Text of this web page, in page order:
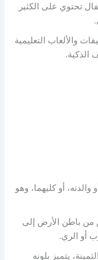
تحتوي على الكثير
والألعاب التعليمية
الذكية.
أو كليهما، وهو
من باطن الأرض إلى
أو الري.
يتميز بلونه